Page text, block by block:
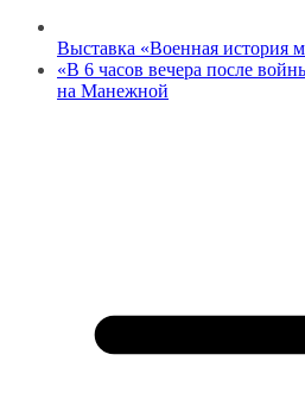
Выставка «Военная история
«В 6 часов вечера после
на Манежной